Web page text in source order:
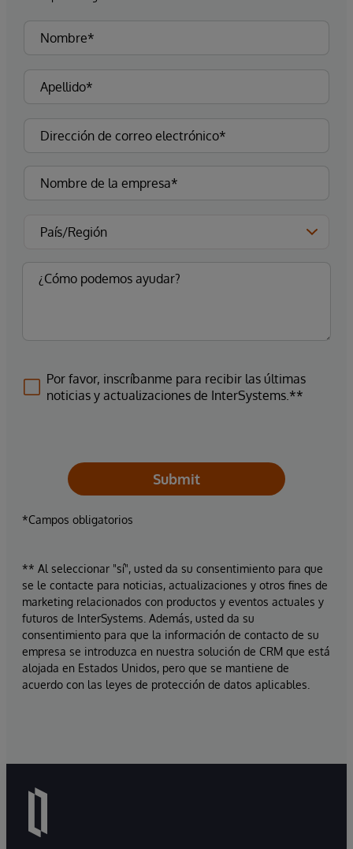
Por favor, inscríbanme para recibir las últimas
noticias y actualizaciones de InterSystems.**
Submit
*Campos obligatorios
** Al seleccionar "sí", usted da su consentimiento para que
se le contacte para noticias, actualizaciones y otros fines de
marketing relacionados con productos y eventos actuales y
futuros de InterSystems. Además, usted da su
consentimiento para que la información de contacto de su
empresa se introduzca en nuestra solución de CRM que está
alojada en Estados Unidos, pero que se mantiene de
acuerdo con las leyes de protección de datos aplicables.